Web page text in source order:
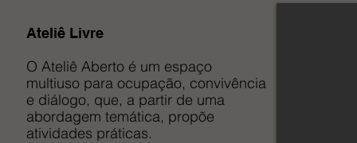
Ateliê Livre
O Ateliê Aberto é um espaço
multiuso para ocupação, convivência
e diálogo, que, a partir de uma
abordagem temática, propõe
atividades práticas.